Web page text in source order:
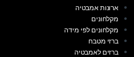
ארונות אמבטיה
מקלחונים
מקלחונים לפי מידה
ברזי מטבח
ברזים לאמבטיה